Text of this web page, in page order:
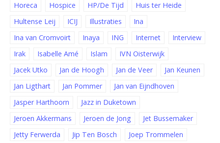
Horeca
Hospice HP/De Tijd
Huis ter Heide
Hultense Leij
ICIJ Illustraties
Ina
Ina van Cromvoirt
Inaya ING Internet
Interview
Irak
Isabelle Amé Islam
IVN Oisterwijk
Jacek Utko
Jan de Hoogh Jan de Veer
Jan Keunen
Jan Ligthart
Jan Pommer
Jan van Eijndhoven
Jasper Harthoorn
Jazz in Duketown
Jeroen Akkermans
Jeroen de Jong
Jet Bussemaker
Jetty Ferwerda
Jip Ten Bosch
Joep Trommelen